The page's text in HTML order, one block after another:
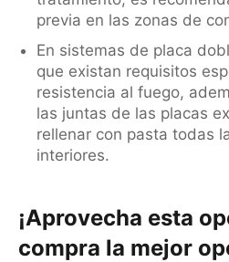
previa en las zonas de
En sistemas de placa
que existan requisitos
resistencia al fuego,
las juntas de las placas
rellenar con pasta todas
interiores.
¡Aprovecha esta
compra la mejor